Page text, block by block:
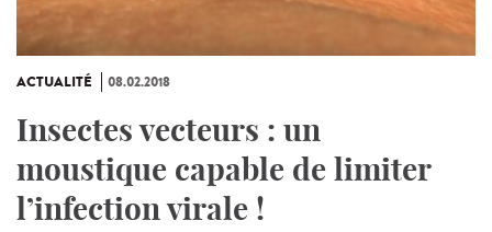
ACTUALITÉ 08.02.2018
Insectes vecteurs : un
moustique capable de limiter
l’infection virale !